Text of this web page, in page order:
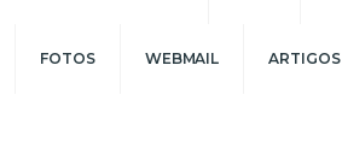
FOTOS WEBMAIL ARTIGOS